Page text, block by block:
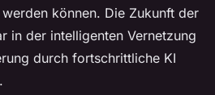
können. Die Zukunft der
in der intelligenten Vernetzung
durch fortschrittliche KI